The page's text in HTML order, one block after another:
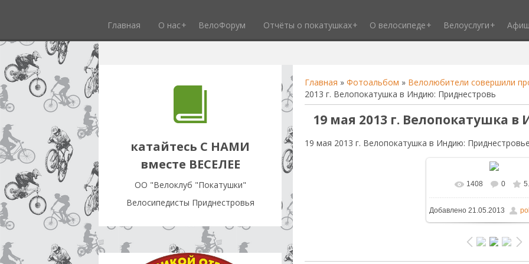
Главная О нас ВелоФорум Отчёты о покатушках О велосипеде Велоуслуги
катайтесь С НАМИ
вместе ВЕСЕЛЕЕ
OO "Велоклуб "Покатушки"
Велосипедисты Приднестровья
Главная » Фотоальбом » Велолюбители совершили
2013 г. Велопокатушка в Индию: Приднестровь
19 мая 2013 г. Велопокатушка
19 мая 2013 г. Велопокатушка в Индию: Приднестровье
В реальном размере
/ 394.6Kb
1408 0
Добавлено21.05.2013